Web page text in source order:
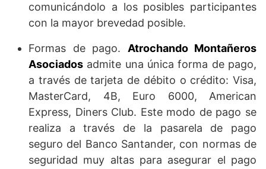
comunicándolo a los posibles participantes
con la mayor brevedad posible.
Formas de pago. Atrochando Montañeros
Asociados admite una única forma de pago,
a través de tarjeta de débito o crédito: Visa,
MasterCard, 4B, Euro 6000, American
Express, Diners Club. Este modo de pago se
realiza a través de la pasarela de pago
seguro del Banco Santander, con normas de
seguridad muy altas para asegurar el pago